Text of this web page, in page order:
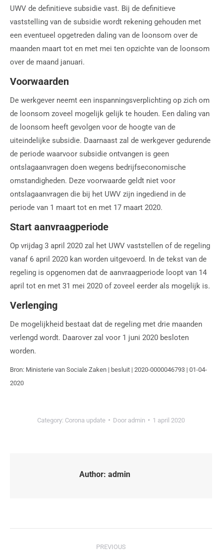
UWV de definitieve subsidie vast. Bij de definitieve
vaststelling van de subsidie wordt rekening gehouden met
een eventueel opgetreden daling van de loonsom over de
maanden maart tot en met mei ten opzichte van de loonsom
over de maand januari.
Voorwaarden
De werkgever neemt een inspanningsverplichting op zich om
de loonsom zoveel mogelijk gelijk te houden. Een daling van
de loonsom heeft gevolgen voor de hoogte van de
uiteindelijke subsidie. Daarnaast zal de werkgever gedurende
de periode waarvoor subsidie ontvangen is geen
ontslagaanvragen doen wegens bedrijfseconomische
omstandigheden. Deze voorwaarde geldt niet voor
ontslagaanvragen die bij het UWV zijn ingediend in de
periode van 1 maart tot en met 17 maart 2020.
Start aanvraagperiode
Op vrijdag 3 april 2020 zal het UWV vaststellen of de regeling
vanaf 6 april 2020 kan worden uitgevoerd. In de tekst van de
regeling is opgenomen dat de aanvraagperiode loopt van 14
april tot en met 31 mei 2020 of zoveel eerder als mogelijk is.
Verlenging
De mogelijkheid bestaat dat de regeling met drie maanden
verlengd wordt. Daarover zal voor 1 juni 2020 besloten
worden.
Bron: Ministerie van Sociale Zaken | besluit | 2020-0000046793 | 01-04-
2020
Category: Corona update Door admin 1 april 2020
Author: admin
PREVIOUS